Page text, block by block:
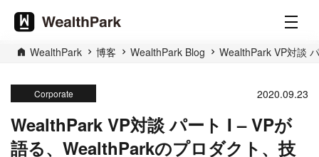
WealthPark 博客 WealthPark Blog WealthPark VP対談
Corporate 2020.09.23
WealthPark VP対談 パート I – VPが
語る、WealthParkのプロダクト、技